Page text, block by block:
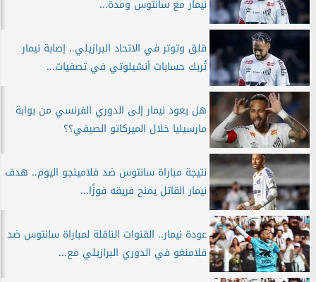
نيمار مع سانتوس ومدة...
قلق وتوتر في الاتحاد البرازيلي.. إصابة نيمار
تُربك حسابات أنشيلوتي في تصفيات...
هل يعود نيمار إلى الدوري الفرنسي من بوابة
مارسيليا خلال الميركاتو الصيفي؟؟
نتيجة مباراة سانتوس ضد فلامينجو اليوم.. هدف
نيمار القاتل يمنح فريقه فوزًا...
عودة نيمار.. القنوات الناقلة لمباراة سانتوس ضد
فلامنغو في الدوري البرازيلي مع...